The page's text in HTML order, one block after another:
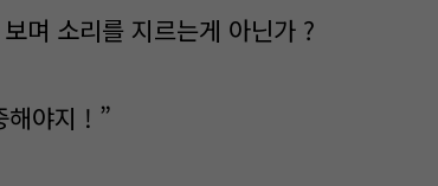
며 소리를 지르는게 아닌가 ?
해야지 ! ”